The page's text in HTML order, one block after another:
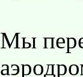
Мы